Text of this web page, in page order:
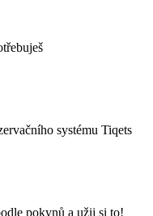
systému Tiqets
pokynů a užij si to!